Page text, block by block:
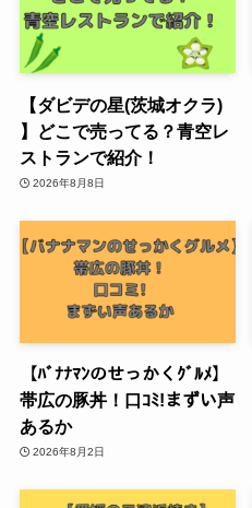
【ダビデの星(茨城オクラ)
】どこで売ってる？青空レ
ストランで紹介！
2026年8月8日
【ﾊﾞﾅﾅﾏﾝのせっかくｸﾞﾙﾒ】
帯広の豚丼！口ｺﾐ!まずい声
あるか
2026年8月2日